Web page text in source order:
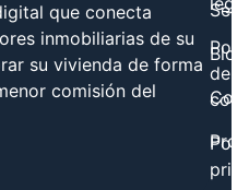
que conecta
inmobiliarias de su
su vivienda de forma
comisión del
Blog
de